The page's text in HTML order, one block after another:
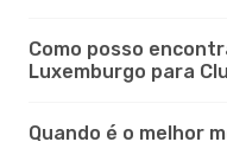
Como posso
Luxemburgo para
Quando é o melhor